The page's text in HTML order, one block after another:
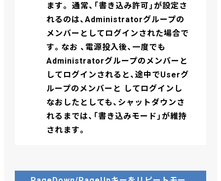
ます。 通常、「書き込み許可」が設定さ
れるのは、Administratorグループの
メンバーとしてログインされた場合で
す。なお 、電源投入後、一度でも
Administratorグループのメンバーと
してログインされると、途中でUserグ
ループのメンバーと してログインし
なおしたとしても、シャットダウンさ
れるまでは、「書き込みモード」が維持
されます。